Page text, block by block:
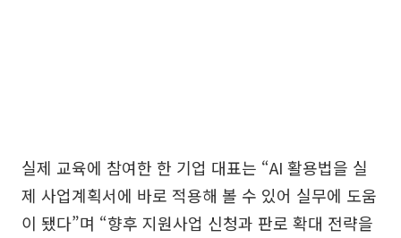
실제 교육에 참여한 한 기업 대표는 “AI 활용법을 실
제 사업계획서에 바로 적용해 볼 수 있어 실무에 도움
이 됐다”며 “향후 지원사업 신청과 판로 확대 전략을